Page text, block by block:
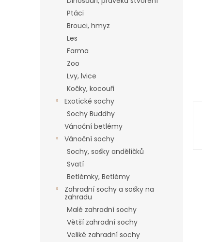
Ptáci
Brouci, hmyz
Les
Farma
Zoo
Lvy, lvice
Kočky, kocouři
Exotické sochy
Sochy Buddhy
Vánoční betlémy
Vánoční sochy
Sochy, sošky andělíčků
Svatí
Betlémky, Betlémy
Zahradní sochy a sošky na
zahradu
Malé zahradní sochy
Větší zahradní sochy
Veliké zahradní sochy